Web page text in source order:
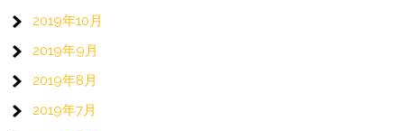
2019年10月
2019年9月
2019年8月
2019年7月